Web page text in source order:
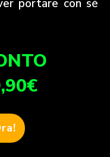
portare con sé